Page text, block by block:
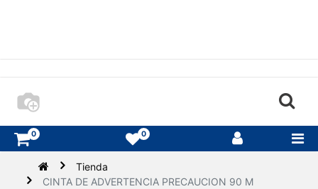
0 0
Tienda
CINTA DE ADVERTENCIA PRECAUCION 90 M